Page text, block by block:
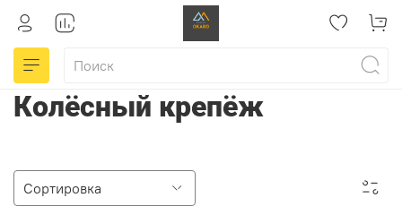
Колёсный крепёж